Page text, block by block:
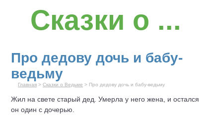
Сказки о ...
Про дедову дочь и бабу-
ведьму
Главная > Сказки о Ведьме > Про дедову дочь и бабу-ведьму
Жил на свете старый дед. Умерла у него жена, и остался
он один с дочерью.